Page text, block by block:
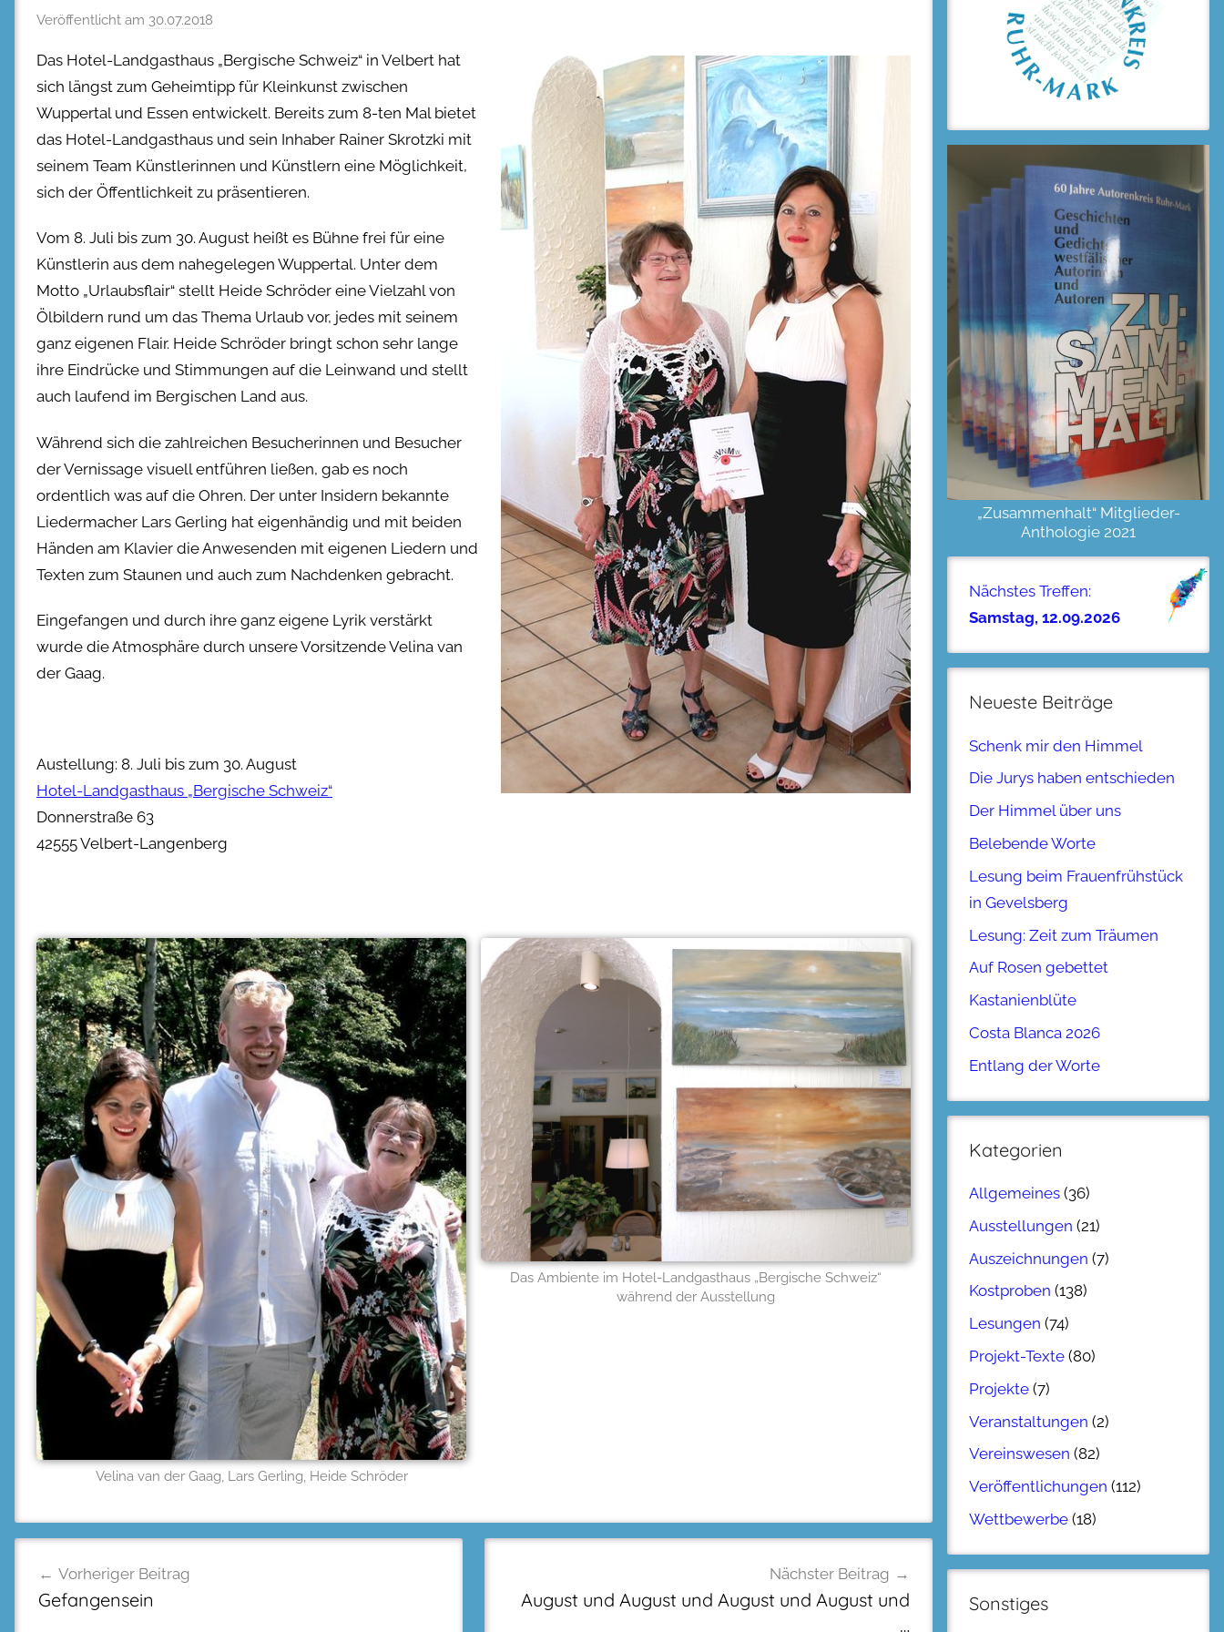
Veröffentlicht am 30.07.2018
Das Hotel-Landgasthaus „Bergische Schweiz“ in Velbert hat
sich längst zum Geheimtipp für Kleinkunst zwischen
Wuppertal und Essen entwickelt. Bereits zum 8-ten Mal bietet
das Hotel-Landgasthaus und sein Inhaber Rainer Skrotzki mit
seinem Team Künstlerinnen und Künstlern eine Möglichkeit,
sich der Öffentlichkeit zu präsentieren.
Vom 8. Juli bis zum 30. August heißt es Bühne frei für eine
Künstlerin aus dem nahegelegen Wuppertal. Unter dem
Motto „Urlaubsflair“ stellt Heide Schröder eine Vielzahl von
Ölbildern rund um das Thema Urlaub vor, jedes mit seinem
ganz eigenen Flair. Heide Schröder bringt schon sehr lange
ihre Eindrücke und Stimmungen auf die Leinwand und stellt
auch laufend im Bergischen Land aus.
Während sich die zahlreichen Besucherinnen und Besucher
der Vernissage visuell entführen ließen, gab es noch
ordentlich was auf die Ohren. Der unter Insidern bekannte
Liedermacher Lars Gerling hat eigenhändig und mit beiden
Händen am Klavier die Anwesenden mit eigenen Liedern und
Texten zum Staunen und auch zum Nachdenken gebracht.
Eingefangen und durch ihre ganz eigene Lyrik verstärkt
wurde die Atmosphäre durch unsere Vorsitzende Velina van
der Gaag.
Austellung: 8. Juli bis zum 30. August
Hotel-Landgasthaus „Bergische Schweiz“
Donnerstraße 63
42555 Velbert-Langenberg
Velina van der Gaag, Lars Gerling, Heide Schröder
Das Ambiente im Hotel-Landgasthaus „Bergische Schweiz“
während der Ausstellung
Vorheriger Beitrag
Gefangensein
Nächster Beitrag
August und August und August und August und
…
„Zusammenhalt“ Mitglieder-
Anthologie 2021
Nächstes Treffen:
Samstag, 12.09.2026
Neueste Beiträge
Schenk mir den Himmel
Die Jurys haben entschieden
Der Himmel über uns
Belebende Worte
Lesung beim Frauenfrühstück
in Gevelsberg
Lesung: Zeit zum Träumen
Auf Rosen gebettet
Kastanienblüte
Costa Blanca 2026
Entlang der Worte
Kategorien
Allgemeines (36)
Ausstellungen (21)
Auszeichnungen (7)
Kostproben (138)
Lesungen (74)
Projekt-Texte (80)
Projekte (7)
Veranstaltungen (2)
Vereinswesen (82)
Veröffentlichungen (112)
Wettbewerbe (18)
Sonstiges